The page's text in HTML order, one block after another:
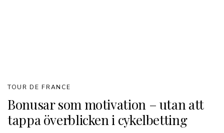
Bonusar som motivation – utan att
tappa överblicken i cykelbetting
TOUR DE FRANCE